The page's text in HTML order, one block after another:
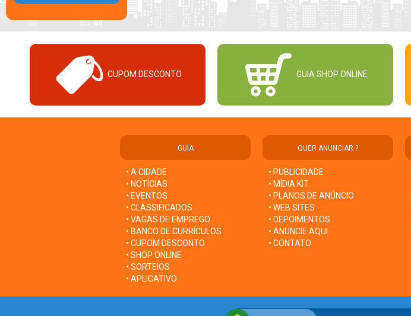
CUPOM DESCONTO GUIA SHOP ONLINE
GUIA
• A CIDADE
• NOTÍCIAS
• EVENTOS
• CLASSIFICADOS
• VAGAS DE EMPREGO
• BANCO DE CURRÍCULOS
• CUPOM DESCONTO
• SHOP ONLINE
• SORTEIOS
• APLICATIVO
QUER ANUNCIAR ?
• PUBLICIDADE
• MÍDIA KIT
• PLANOS DE ANÚNCIO
• WEB SITES
• DEPOIMENTOS
• ANUNCIE AQUI
• CONTATO